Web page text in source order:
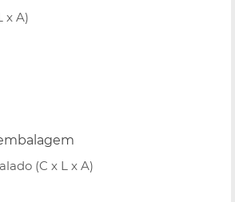
x A)
(C x L x A)